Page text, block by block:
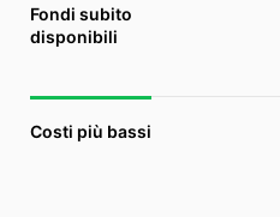
Fondi subito
disponibili
Costi più bassi